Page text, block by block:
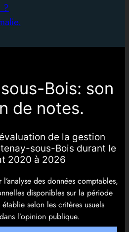
?
Bois: son
de notes.
de la gestion
sous-Bois durant le
2020 à 2026
des données comptables,
disponibles sur la période
selon les critères usuels
l’opinion publique.